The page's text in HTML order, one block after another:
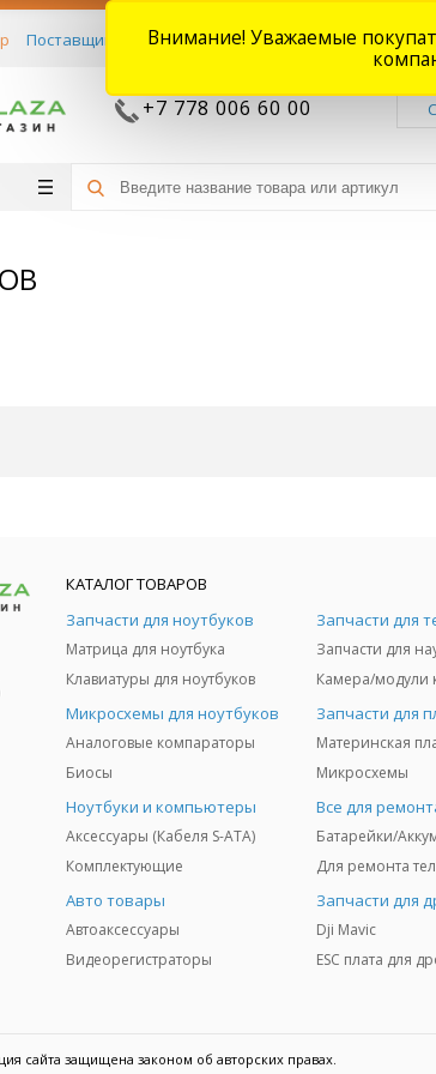
Поставщикам Договора Новости Акции
+7 778 006 60 00
КАТАЛОГ ТОВАРОВ
Запчасти для ноутбуков
Матрица для ноутбука
Клавиатуры для ноутбуков
Запчасти для
Камера/модули
Микросхемы для ноутбуков
Аналоговые компараторы
Биосы
Запчасти для
Микросхемы
Ноутбуки и компьютеры
Аксессуары (Кабеля S-ATA)
Комплектующие
Все для
Батарейки/
Для ремонта
Авто товары
Автоаксессуары
Видеорегистраторы
Запчасти для
Dji Mavic
ESC плата для
сайта защищена законом об авторских правах.
Внимание! Уважаемые